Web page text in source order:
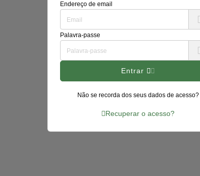
Endereço de email
Palavra-passe
Entrar
Não se recorda dos seus dados de acesso?
Recuperar o acesso?